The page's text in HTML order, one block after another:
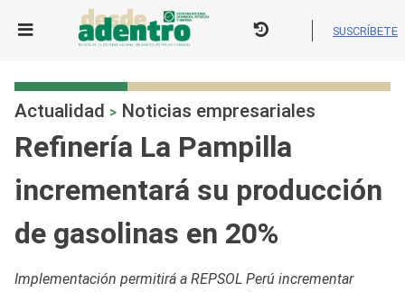
SUSCRÍBETE
Actualidad > Noticias empresariales
Refinería La Pampilla
incrementará su producción
de gasolinas en 20%
Implementación permitirá a REPSOL Perú incrementar